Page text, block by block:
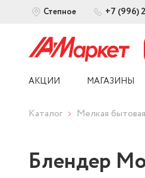
Степное +7 (996)
АКЦИИ МАГАЗИНЫ
Каталог Мелкая
Блендер